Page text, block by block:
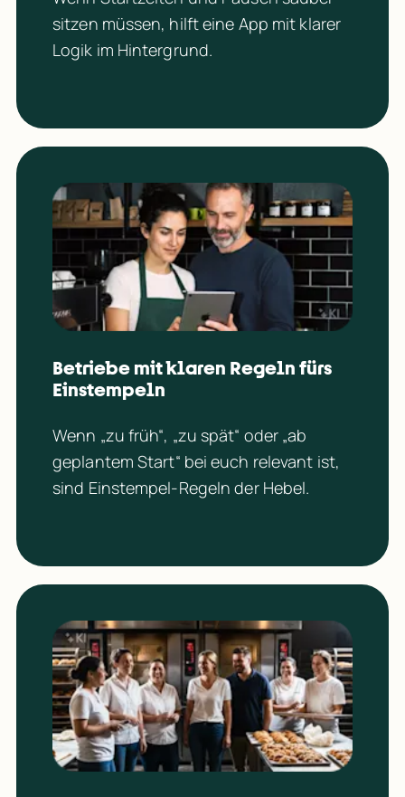
sitzen müssen, hilft eine App mit klarer
Logik im Hintergrund.
Betriebe mit klaren Regeln fürs
Einstempeln
Wenn „zu früh“, „zu spät“ oder „ab
geplantem Start“ bei euch relevant ist,
sind Einstempel-Regeln der Hebel.